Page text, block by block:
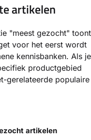
artikelen
"meest gezocht" toont
voor het eerst wordt
kennisbanken. Als je
productgebied
gerelateerde populaire
artikelen